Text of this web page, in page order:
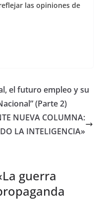
las opiniones de
el futuro empleo y su
(Parte 2)
NUEVA COLUMNA:
LA INTELIGENCIA»
La guerra